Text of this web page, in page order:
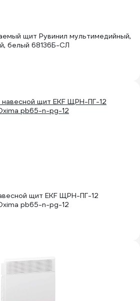
щит Рувинил мультимедийный,
белый 68136Б-СЛ
щит EKF ЩРН-ПГ-12
pb65-n-pg-12